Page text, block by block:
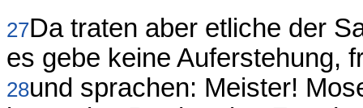
27Da traten aber etliche der
es gebe keine Auferstehung,
28und sprachen: Meister!